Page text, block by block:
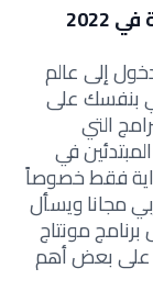
إلى عالم
بنفسك على
التي
في
فقط خصوصاً
مجانا ويسأل
مونتاج
على بعض أهم